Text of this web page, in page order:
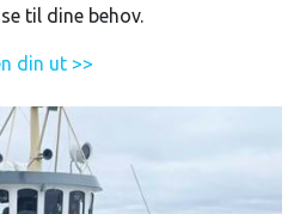
til dine behov.
din ut >>